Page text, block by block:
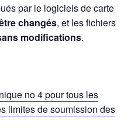
par le logiciels de carte
changés, et les fichiers
modifications.
no 4 pour tous les
limites de soumission des